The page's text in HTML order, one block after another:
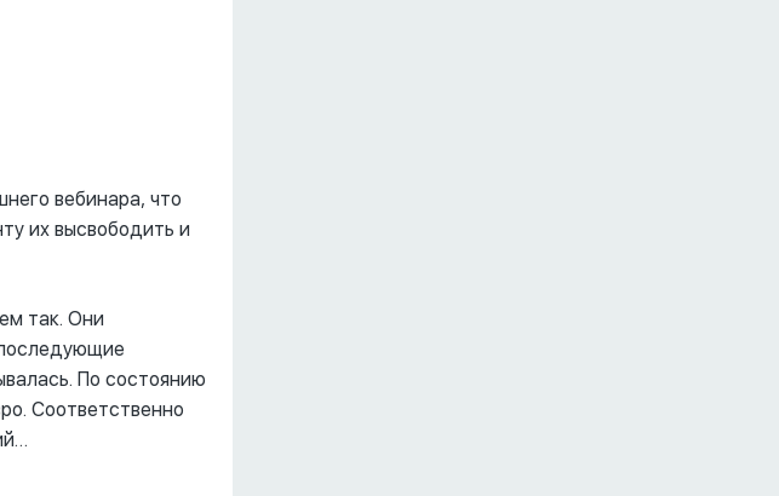
вебинара, что
их высвободить и
так. Они
По состоянию
Соответственно